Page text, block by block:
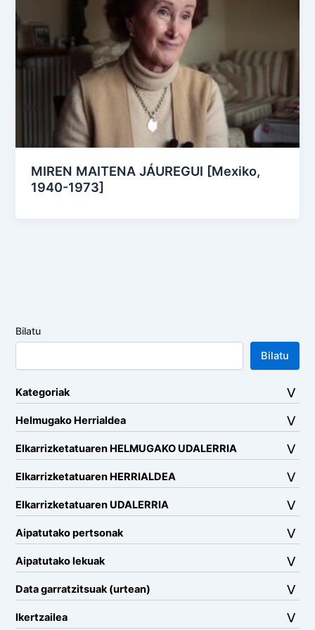
MIREN MAITENA JÁUREGUI [Mexiko,
1940-1973]
Bilatu
Bilatu
Kategoriak
Helmugako Herrialdea
Elkarrizketatuaren HELMUGAKO UDALERRIA
Elkarrizketatuaren HERRIALDEA
Elkarrizketatuaren UDALERRIA
Aipatutako pertsonak
Aipatutako lekuak
Data garratzitsuak (urtean)
Ikertzailea